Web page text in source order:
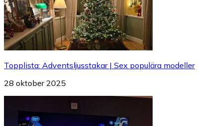
Topplista: Adventsljusstakar | Sex populära modeller
28 oktober 2025